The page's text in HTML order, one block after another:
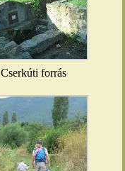
Cserkúti forrás